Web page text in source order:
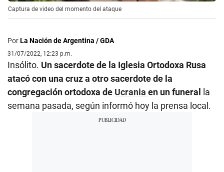
Captura de video del momento del ataque
PorLa Nación de Argentina / GDA
31/07/2022, 12:23 p.m.
Insólito. Un sacerdote de la Iglesia Ortodoxa Rusa
atacó con una cruz a otro sacerdote de la
congregación ortodoxa de Ucrania en un funeral
la
semana pasada, según informó hoy la prensa local.